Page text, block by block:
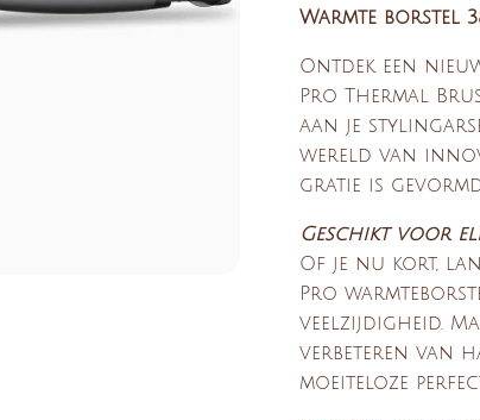
Warmte borstel
Ontdek een
Pro Thermal
aan je
wereld van
gratie is
Geschikt voor
Of je nu kort,
Pro
veelzijdigheid.
verbeteren van
moeiteloze